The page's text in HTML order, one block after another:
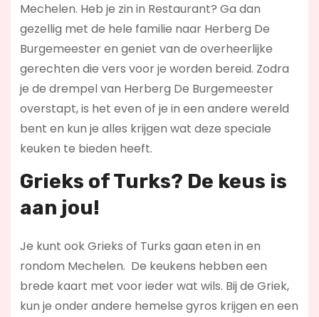
Mechelen. Heb je zin in Restaurant? Ga dan
gezellig met de hele familie naar Herberg De
Burgemeester en geniet van de overheerlijke
gerechten die vers voor je worden bereid. Zodra
je de drempel van Herberg De Burgemeester
overstapt, is het even of je in een andere wereld
bent en kun je alles krijgen wat deze speciale
keuken te bieden heeft.
Grieks of Turks? De keus is
aan jou!
Je kunt ook Grieks of Turks gaan eten in en
rondom Mechelen. De keukens hebben een
brede kaart met voor ieder wat wils. Bij de Griek,
kun je onder andere hemelse gyros krijgen en een